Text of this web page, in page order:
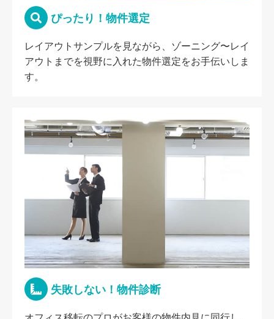
ぴったり！物件選定
レイアウトサンプルを見ながら、ゾーニング〜レイ
アウトまでを視野に入れた物件選定をお手伝いしま
す。
失敗しない！物件診断